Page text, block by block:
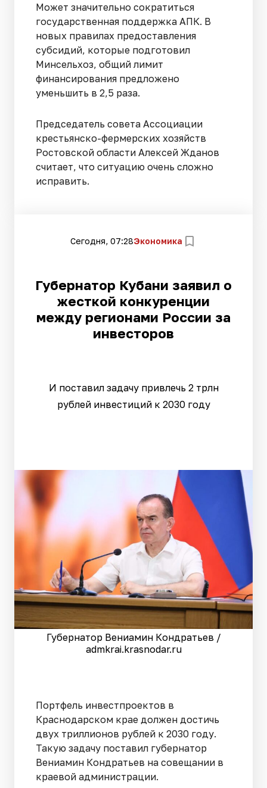
Может значительно сократиться
государственная поддержка АПК. В
новых правилах предоставления
субсидий, которые подготовил
Минсельхоз, общий лимит
финансирования предложено
уменьшить в 2,5 раза.
Председатель совета Ассоциации
крестьянско-фермерских хозяйств
Ростовской области Алексей Жданов
считает, что ситуацию очень сложно
исправить.
Сегодня, 07:28Экономика
Губернатор Кубани заявил о
жесткой конкуренции
между регионами России за
инвесторов
И поставил задачу привлечь 2 трлн
рублей инвестиций к 2030 году
Губернатор Вениамин Кондратьев /
admkrai.krasnodar.ru
Портфель инвестпроектов в
Краснодарском крае должен достичь
двух триллионов рублей к 2030 году.
Такую задачу поставил губернатор
Вениамин Кондратьев на совещании в
краевой администрации.